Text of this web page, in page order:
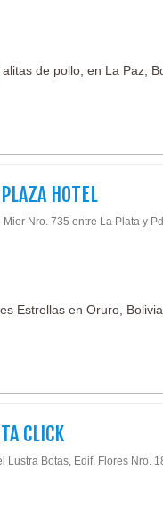
de pollo, en La Paz,
HOTEL
Mier Nro. 735 entre La Plata y
Estrellas en Oruro, Bolivia
CLICK
Lustra Botas, Edif. Flores Nro.